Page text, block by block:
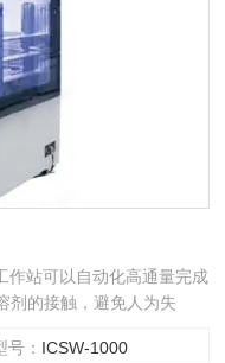
作站可以自动化高通量完成
剂的接触，避免人为失
晶方法的探究。
号： ICSW-1000